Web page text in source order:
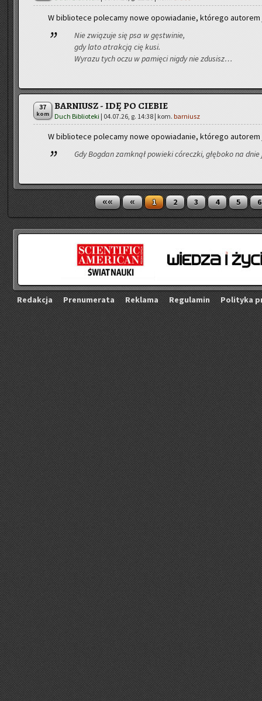
W bi­blio­te­ce po­le­ca­my nowe opo­wia­da­nie, któ­re­go
Nie zwią­zu­je się psa w gę­stwi­nie,
gdy lato atrak­cją cię kusi.
Wy­ra­zu tych oczu w pa­mię­ci nigdy nie zdu­sisz…
37
kom
BARNIUSZ - IDĘ PO CIEBIE
Duch Biblioteki | 04.07.26, g. 14:38 | kom. barniusz
W bi­blio­te­ce po­le­ca­my nowe opo­wia­da­nie, któ­re­go
Gdy Bog­dan za­mknął po­wie­ki có­recz­ki, głę­bo­ko na
«« « 1 2 3 4 5 6
Re­dak­cja Pre­nu­me­ra­ta Re­kla­ma Re­gu­la­min Po­li­ty­ka